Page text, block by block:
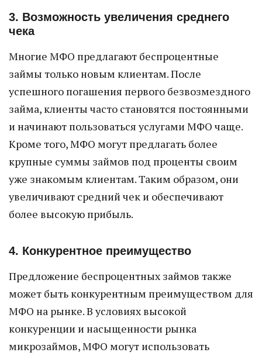
3. Возможность увеличения среднего
чека
Многие МФО предлагают беспроцентные
займы только новым клиентам. После
успешного погашения первого безвозмездного
займа, клиенты часто становятся постоянными
и начинают пользоваться услугами МФО чаще.
Кроме того, МФО могут предлагать более
крупные суммы займов под проценты своим
уже знакомым клиентам. Таким образом, они
увеличивают средний чек и обеспечивают
более высокую прибыль.
4. Конкурентное преимущество
Предложение беспроцентных займов также
может быть конкурентным преимуществом для
МФО на рынке. В условиях высокой
конкуренции и насыщенности рынка
микрозаймов, МФО могут использовать